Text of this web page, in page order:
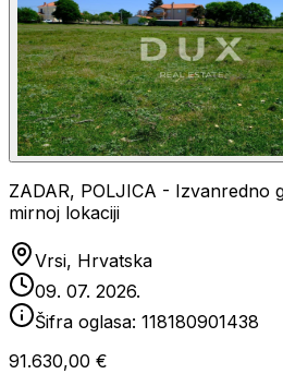
ZADAR, POLJICA - Izvanredno
mirnoj lokaciji
Vrsi, Hrvatska
09. 07. 2026.
Šifra oglasa: 118180901438
91.630,00 €